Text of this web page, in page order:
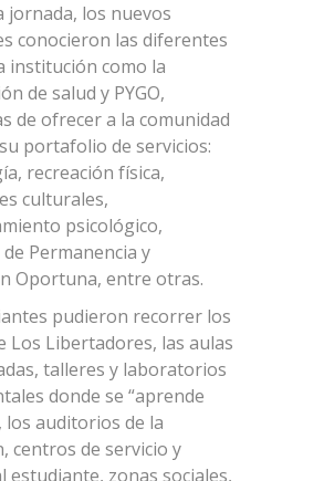
jornada, los nuevos
conocieron las diferentes
institución como la
de salud y PYGO,
de ofrecer a la comunidad
portafolio de servicios:
recreación física,
culturales,
psicológico,
Permanencia y
Oportuna, entre otras.
pudieron recorrer los
Los Libertadores, las aulas
talleres y laboratorios
donde se “aprende
los auditorios de la
centros de servicio y
estudiante, zonas sociales,